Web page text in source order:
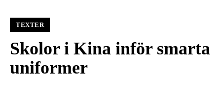
TEXTER
Skolor i Kina inför smarta
uniformer